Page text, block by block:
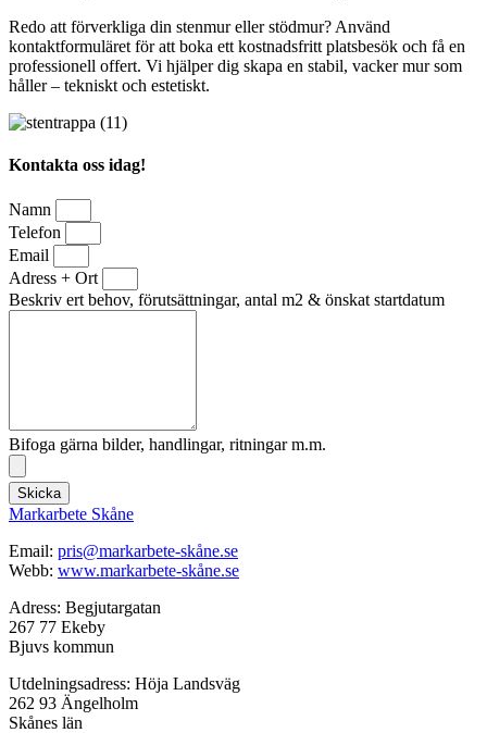
Redo att förverkliga din stenmur eller stödmur? Använd
kontaktformuläret för att boka ett kostnadsfritt platsbesök och få en
professionell offert. Vi hjälper dig skapa en stabil, vacker mur som
håller – tekniskt och estetiskt.
Kontakta oss idag!
Namn
Telefon
Email
Adress + Ort
Beskriv ert behov, förutsättningar, antal m2 & önskat startdatum
Bifoga gärna bilder, handlingar, ritningar m.m.
Skicka
Markarbete Skåne
Email: pris@markarbete-skåne.se
Webb: www.markarbete-skåne.se
Adress: Begjutargatan
267 77 Ekeby
Bjuvs kommun
Utdelningsadress: Höja Landsväg
262 93 Ängelholm
Skånes län